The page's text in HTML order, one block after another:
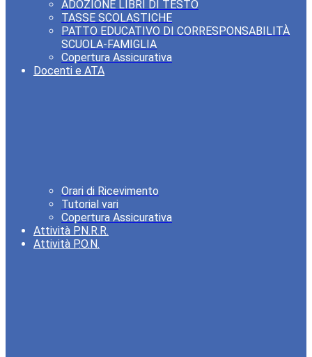
ADOZIONE LIBRI DI TESTO
TASSE SCOLASTICHE
PATTO EDUCATIVO DI CORRESPONSABILITÀ
SCUOLA-FAMIGLIA
Copertura Assicurativa
Docenti e ATA
Orari di Ricevimento
Tutorial vari
Copertura Assicurativa
Attività P.N.R.R.
Attività P.O.N.